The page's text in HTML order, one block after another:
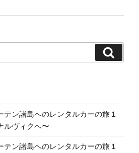
索
テン諸島へのレンタルカーの旅１
ルヴィクへ〜
テン諸島へのレンタルカーの旅１